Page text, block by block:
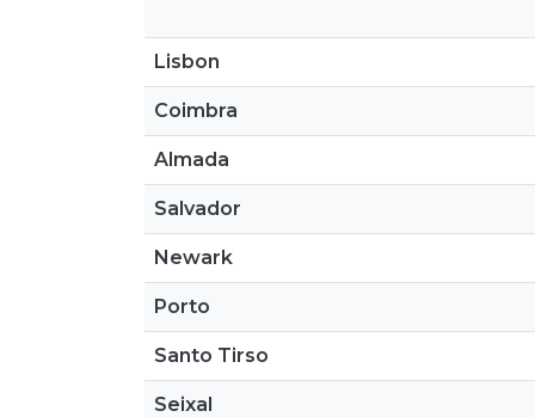
Lisbon
Coimbra
Almada
Salvador
Newark
Porto
Santo Tirso
Seixal